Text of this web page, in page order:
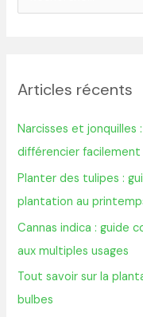
e
c
h
e
r
:
Articles récents
Narcisses et
différencier facilement
Planter des tulipes :
plantation au
Cannas indica : guide
aux multiples usages
Tout savoir sur la
bulbes